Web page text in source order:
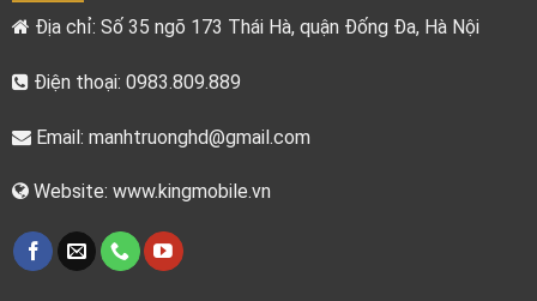
Địa chỉ: Số 35 ngõ 173 Thái Hà, quận Đống Đa, Hà Nội
Điện thoại: 0983.809.889
Email: manhtruonghd@gmail.com
Website: www.kingmobile.vn